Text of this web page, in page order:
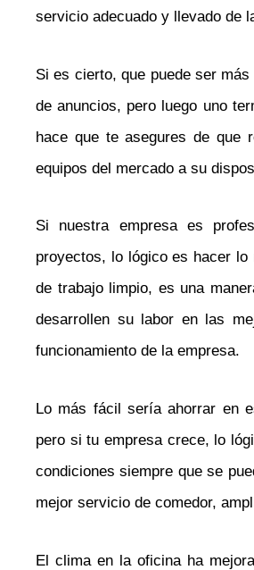
servicio adecuado y llevado de
Si es cierto, que puede ser
de anuncios, pero luego uno
hace que te asegures de que
equipos del mercado a su
Si nuestra empresa es
proyectos, lo lógico es hacer lo
de trabajo limpio, es una
desarrollen su labor en las
funcionamiento de la empresa.
Lo más fácil sería ahorrar en
pero si tu empresa crece, lo
condiciones siempre que se
mejor servicio de comedor,
El clima en la oficina ha